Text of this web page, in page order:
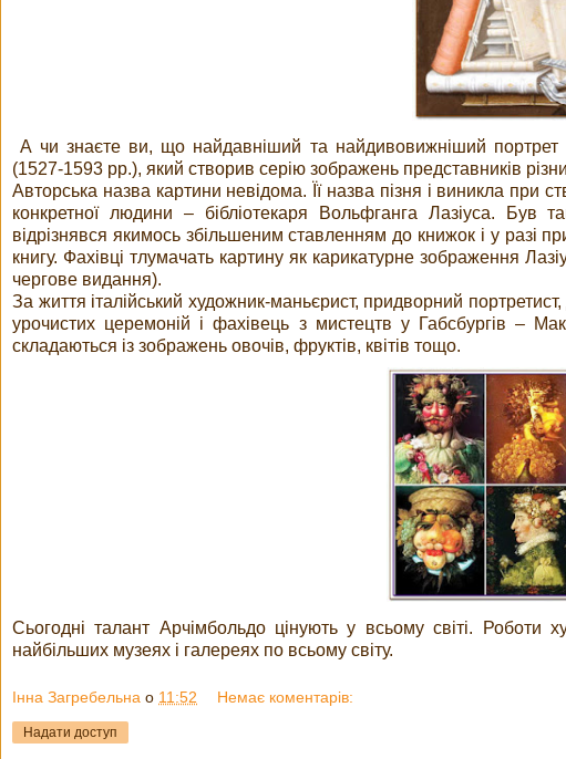
А чи знаєте ви, що найдавніший та найдивовижніший портрет
(1527-1593 рр.), який створив серію зображень представників
Авторська назва картини невідома. Її назва пізня і виникла при
конкретної людини – бібліотекаря Вольфганга Лазіуса. Був
відрізнявся якимось збільшеним ставленням до книжок і у разі
книгу. Фахівці тлумачать картину як карикатурне зображення
чергове видання).
За життя італійський художник-маньєрист, придворний
урочистих церемоній і фахівець з мистецтв у Габсбургів –
складаються із зображень овочів, фруктів, квітів тощо.
Сьогодні талант Арчімбольдо цінують у всьому світі.
найбільших музеях і галереях по всьому світу.
Інна Загребельна о 11:52 Немає коментарів:
Надати доступ